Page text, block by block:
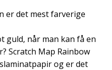
er det mest farverige
når man kan få en
Scratch Map Rainbow
og er det